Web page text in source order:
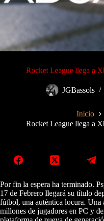
Rocket League llega a
JGBassols
Inicio
Rocket League llega a
Por fin la espera ha terminado.
17 de Febrero llegará su título
fútbol, una auténtica locura. Una
millones de jugadores en PC y